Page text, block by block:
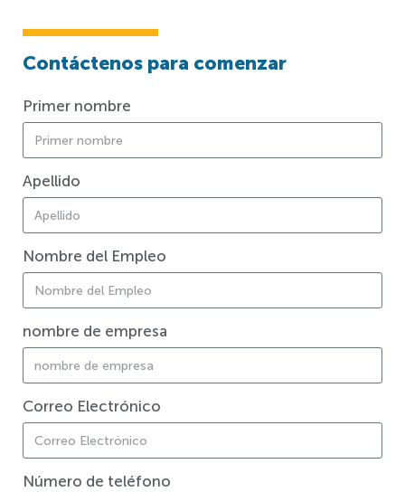
Contáctenos para comenzar
Primer nombre
Apellido
Nombre del Empleo
nombre de empresa
Correo Electrónico
Número de teléfono